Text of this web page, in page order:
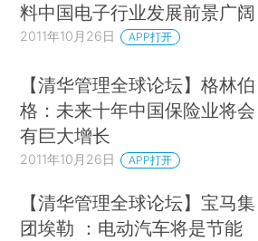
料中国电子行业发展前景广阔
2011年10月26日 APP打开
【清华管理全球论坛】格林伯
格：未来十年中国保险业将会
有巨大增长
2011年10月26日 APP打开
【清华管理全球论坛】宝马集
团埃勒 ：电动汽车将是节能